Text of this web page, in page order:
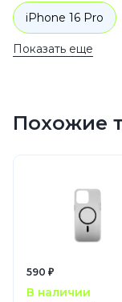
iPhone 16 Pro
iPhone 16
Показать еще
Похожие
590 ₽
В наличии